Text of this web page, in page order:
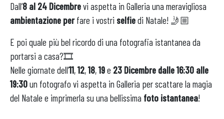
Dall’8 al 24 Dicembrevi aspetta in Galleria una meravigliosa
ambientazione perfare i vostri selfiedi Natale! 🤳🏼
E poi quale più bel ricordo di una fotografia istantanea da
portarsi a casa?🎞
Nelle giornate dell’11,12,18,19e 23 Dicembre dalle 16:30 alle
19:30un fotografo vi aspetta in Galleria per scattare la magia
del Natale e imprimerla su una bellissima foto istantanea!